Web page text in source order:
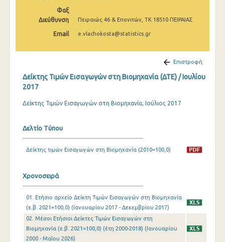
Μαρτίου 2025
Φεβρουαρίου 2025
Νοεμβρίου 2024
Αυγούστου 2024
Ιουλίου 2024
Μαΐου 2024
Απριλίου 2024
Μαρτίου 2024
Φαξ
Διεύθυνση
Πειραιώς 46 & Επονιτών, ΤΚ 18510 ΠΕΙΡΑΙΑΣ
Email e.vlachokosta@statistics.gr
Επιστροφή
Δείκτης Τιμών Εισαγωγών στη Βιομηχανία (ΔΤΕ) / Ιουλίου
2017
Δείκτης Τιμών Εισαγωγών στη Βιομηχανία, Ιούλιος 2017
Δελτίο Τύπου
Δείκτης τιμών Εισαγωγών στη Βιομηχανία (2010=100,0)
Χρονοσειρά
01. Ετήσιο αρχείο Δείκτη Τιμών Εισαγωγών στη Βιομηχανία
(ε.β. 2021=100,0) (Ιανουαρίου 2017 - Δεκεμβρίου 2017)
02. Μέσοι Ετήσιοι Δείκτες Τιμών Εισαγωγών στη
Βιομηχανία (ε.β. 2021=100,0) (έτη 2000-2018) (Ιανουαρίου
2000 - Μαΐου 2026)